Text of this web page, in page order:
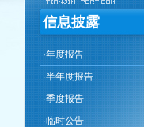
信息披露
·年度报告
·半年度报告
·季度报告
·临时公告